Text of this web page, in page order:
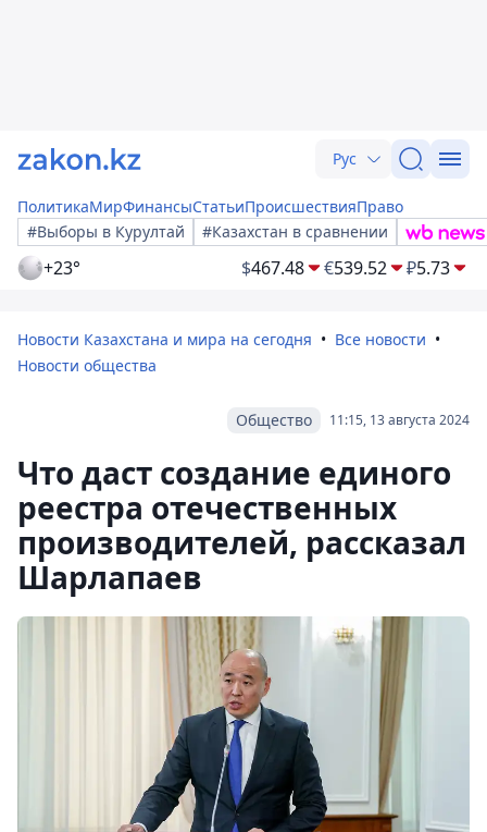
Рус
ПолитикаМирФинансыСтатьиПроисшествияПраво
#Выборы в Курултай
#Казахстан в сравнении
+23° $467.48 €539.52 ₽5.73
Новости Казахстана и мира на сегодня
Все новости
Новости общества
11:15, 13 августа 2024
Общество
Что даст создание единого
реестра отечественных
производителей, рассказал
Шарлапаев